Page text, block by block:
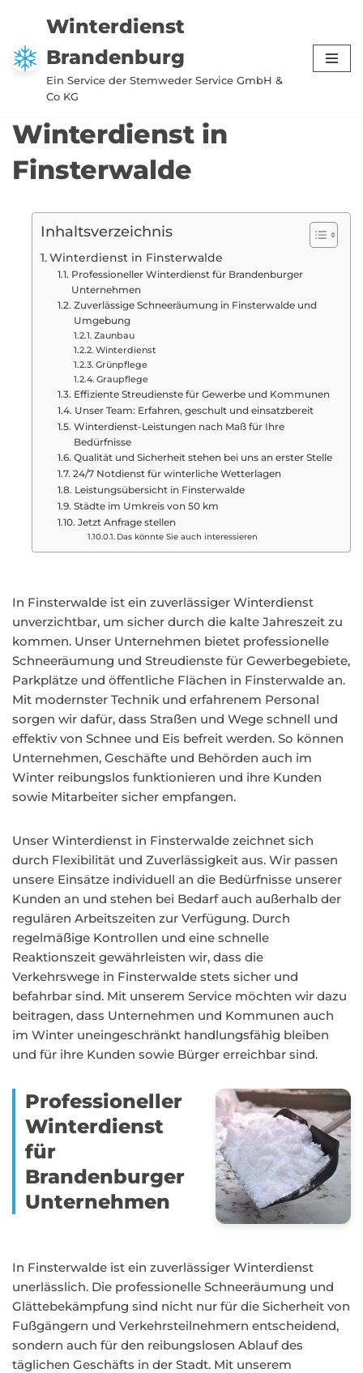
Zum
Inhalt
springen
Winterdienst
Brandenburg
Ein Service der Stemweder Service GmbH &
Co KG
Winterdienst in
Finsterwalde
Inhaltsverzeichnis
Winterdienst in Finsterwalde
Professioneller Winterdienst für Brandenburger
Unternehmen
Zuverlässige Schneeräumung in Finsterwalde und
Umgebung
Zaunbau
Winterdienst
Grünpflege
Graupflege
Effiziente Streudienste für Gewerbe und Kommunen
Unser Team: Erfahren, geschult und einsatzbereit
Winterdienst-Leistungen nach Maß für Ihre
Bedürfnisse
Qualität und Sicherheit stehen bei uns an erster Stelle
24/7 Notdienst für winterliche Wetterlagen
Leistungsübersicht in Finsterwalde
Städte im Umkreis von 50 km
Jetzt Anfrage stellen
Das könnte Sie auch interessieren
In Finsterwalde ist ein zuverlässiger Winterdienst
unverzichtbar, um sicher durch die kalte Jahreszeit zu
kommen. Unser Unternehmen bietet professionelle
Schneeräumung und Streudienste für Gewerbegebiete,
Parkplätze und öffentliche Flächen in Finsterwalde an.
Mit modernster Technik und erfahrenem Personal
sorgen wir dafür, dass Straßen und Wege schnell und
effektiv von Schnee und Eis befreit werden. So können
Unternehmen, Geschäfte und Behörden auch im
Winter reibungslos funktionieren und ihre Kunden
sowie Mitarbeiter sicher empfangen.
Unser Winterdienst in Finsterwalde zeichnet sich
durch Flexibilität und Zuverlässigkeit aus. Wir passen
unsere Einsätze individuell an die Bedürfnisse unserer
Kunden an und stehen bei Bedarf auch außerhalb der
regulären Arbeitszeiten zur Verfügung. Durch
regelmäßige Kontrollen und eine schnelle
Reaktionszeit gewährleisten wir, dass die
Verkehrswege in Finsterwalde stets sicher und
befahrbar sind. Mit unserem Service möchten wir dazu
beitragen, dass Unternehmen und Kommunen auch
im Winter uneingeschränkt handlungsfähig bleiben
und für ihre Kunden sowie Bürger erreichbar sind.
Professioneller
Winterdienst
für
Brandenburger
Unternehmen
In Finsterwalde ist ein zuverlässiger Winterdienst
unerlässlich. Die professionelle Schneeräumung und
Glättebekämpfung sind nicht nur für die Sicherheit von
Fußgängern und Verkehrsteilnehmern entscheidend,
sondern auch für den reibungslosen Ablauf des
täglichen Geschäfts in der Stadt. Mit unserem